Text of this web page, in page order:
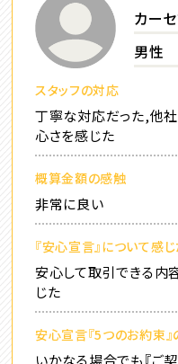
カー
男性
スタッフの対応
丁寧な対応だった,他
心さを感じた
概算金額の感触
非常に良い
『安心宣言』について感
安心して取引できる内
じた
安心宣言『5つのお約束
いかなる場合でも『ご